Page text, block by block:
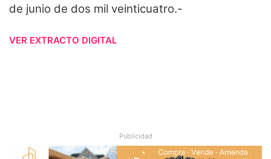
de junio de dos mil veinticuatro.-
VER EXTRACTO DIGITAL
Publicidad